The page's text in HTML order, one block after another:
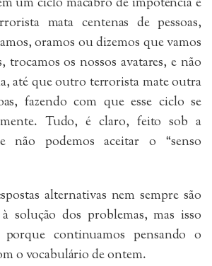
um ciclo macabro de impotência e
mata centenas de pessoas,
oramos ou dizemos que vamos
trocamos os nossos avatares, e não
até que outro terrorista mate outra
fazendo com que esse ciclo se
Tudo, é claro, feito sob a
não podemos aceitar o “senso
alternativas nem sempre são
solução dos problemas, mas isso
porque continuamos pensando o
o vocabulário de ontem.